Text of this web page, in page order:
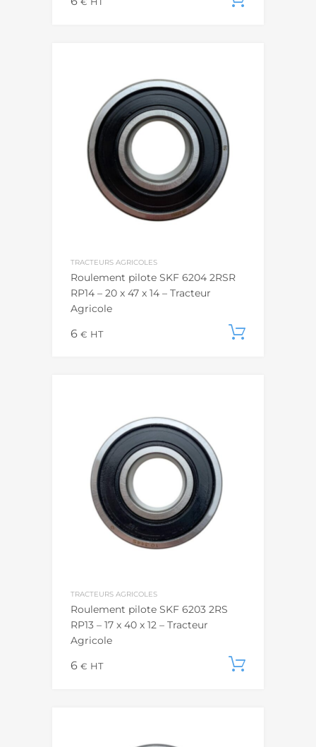
TRACTEURS AGRICOLES
Roulement pilote SKF 6204 2RSR
RP14 – 20 x 47 x 14 – Tracteur
Agricole
6 € HT
TRACTEURS AGRICOLES
Roulement pilote SKF 6203 2RS
RP13 – 17 x 40 x 12 – Tracteur
Agricole
6 € HT